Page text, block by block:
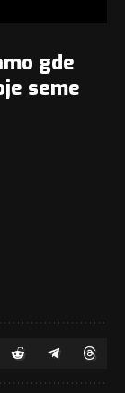
gde
seme